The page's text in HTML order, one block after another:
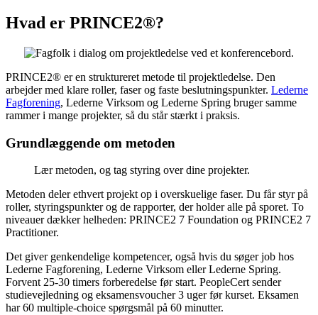
Hvad er PRINCE2®?
PRINCE2® er en struktureret metode til projektledelse. Den
arbejder med klare roller, faser og faste beslutningspunkter. Lederne
Fagforening, Lederne Virksom og Lederne Spring bruger samme
rammer i mange projekter, så du står stærkt i praksis.
Grundlæggende om metoden
Lær metoden, og tag styring over dine projekter.
Metoden deler ethvert projekt op i overskuelige faser. Du får styr på
roller, styringspunkter og de rapporter, der holder alle på sporet. To
niveauer dækker helheden: PRINCE2 7 Foundation og PRINCE2 7
Practitioner.
Det giver genkendelige kompetencer, også hvis du søger job hos
Lederne Fagforening, Lederne Virksom eller Lederne Spring.
Forvent 25-30 timers forberedelse før start. PeopleCert sender
studievejledning og eksamensvoucher 3 uger før kurset. Eksamen
har 60 multiple-choice spørgsmål på 60 minutter.